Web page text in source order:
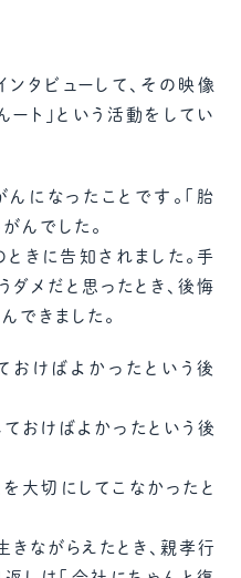
タビューして、その映像
ト」という活動をしてい
になったことです。「胎
んでした。
きに告知されました。手
ダメだと思ったとき、後悔
できました。
おけばよかったという後
おけばよかったという後
大切にしてこなかったと
きながらえたとき、親孝行